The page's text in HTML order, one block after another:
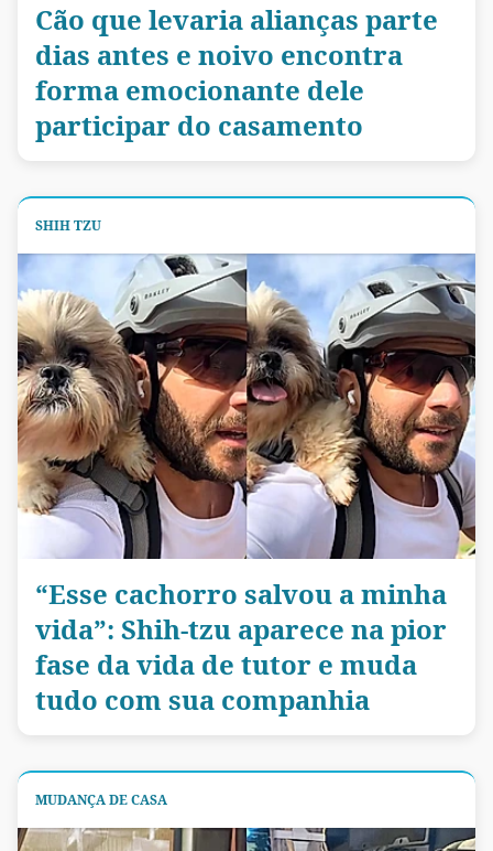
Cão que levaria alianças parte
dias antes e noivo encontra
forma emocionante dele
participar do casamento
SHIH TZU
“Esse cachorro salvou a minha
vida”: Shih-tzu aparece na pior
fase da vida de tutor e muda
tudo com sua companhia
MUDANÇA DE CASA